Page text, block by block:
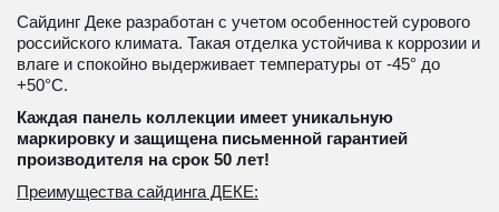
Сайдинг Деке разработан с учетом особенностей сурового
российского климата. Такая отделка устойчива к коррозии и
влаге и спокойно выдерживает температуры от -45° до
+50°С.
Каждая панель коллекции имеет уникальную
маркировку и защищена письменной гарантией
производителя на срок 50 лет!
Преимущества сайдинга ДЕКЕ: